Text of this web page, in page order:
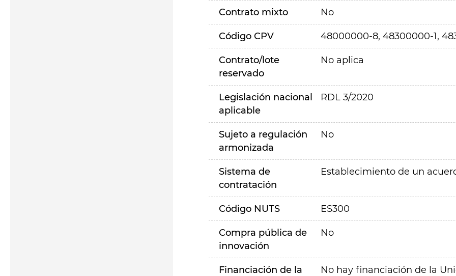
Contrato mixto No
Código CPV 48000000-8, 48300000-1,
Contrato/lote
reservado
No aplica
Legislación nacional
aplicable
RDL 3/2020
Sujeto a regulación
armonizada
No
Sistema de
contratación
Establecimiento de un
Código NUTS ES300
Compra pública de
innovación
No
Financiación de la
No hay financiación de la